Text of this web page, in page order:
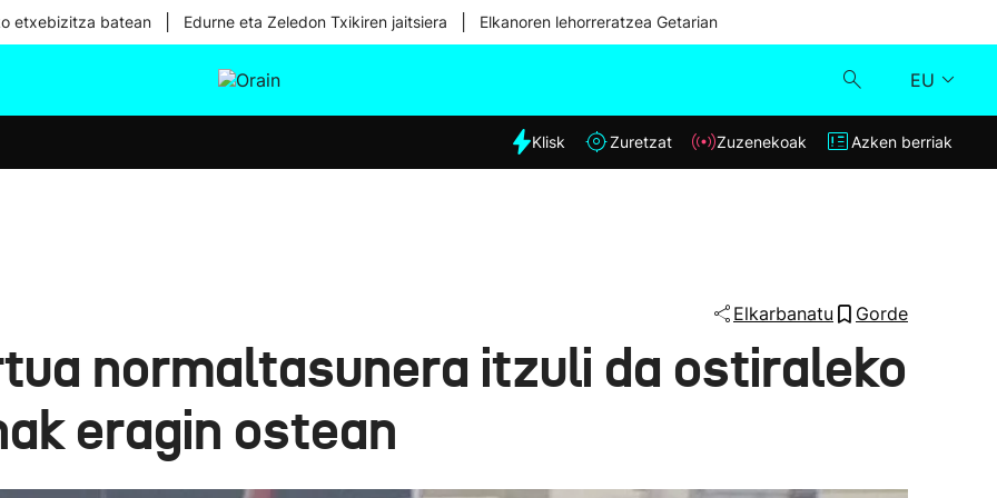
etxebizitza batean Edurne eta Zeledon Txikiren jaitsiera Elkanoren lehorreratzea Getarian
EU
Eguraldia
Klisk
Azken berriak
Klisk Zuretzat Zuzenekoak Azken berriak
Elkarbanatu Gorde
normaltasunera itzuli da ostiraleko
eragin ostean